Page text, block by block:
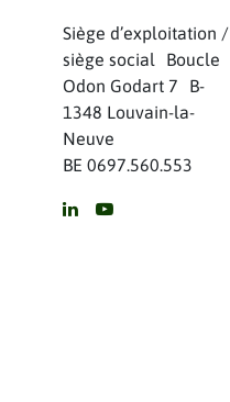
Siège d’exploitation /
siège social Boucle
Odon Godart 7 B-
1348 Louvain-la-
Neuve
BE 0697.560.553